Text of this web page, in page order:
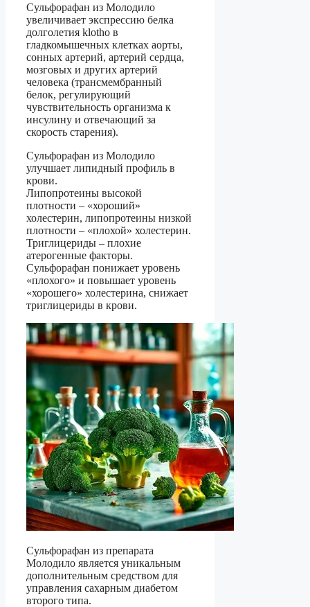
Сульфорафан из Молодило
увеличивает экспрессию белка
долголетия klotho в
гладкомышечных клетках аорты,
сонных артерий, артерий сердца,
мозговых и других артерий
человека (трансмембранный
белок, регулирующий
чувствительность организма к
инсулину и отвечающий за
скорость старения).
Сульфорафан из Молодило
улучшает липидный профиль в
крови.
Липопротеины высокой
плотности – «хороший»
холестерин, липопротеины низкой
плотности – «плохой» холестерин.
Триглицериды – плохие
атерогенные факторы.
Сульфорафан понижает уровень
«плохого» и повышает уровень
«хорошего» холестерина, снижает
триглицериды в крови.
Сульфорафан из препарата
Молодило является уникальным
дополнительным средством для
управления сахарным диабетом
второго типа.